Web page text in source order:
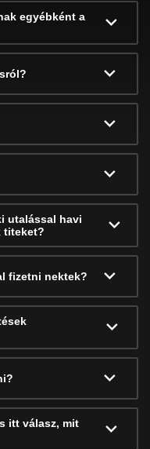
egyébként a
utalással havi
titeket?
fizetni nektek?
itt válasz, mit